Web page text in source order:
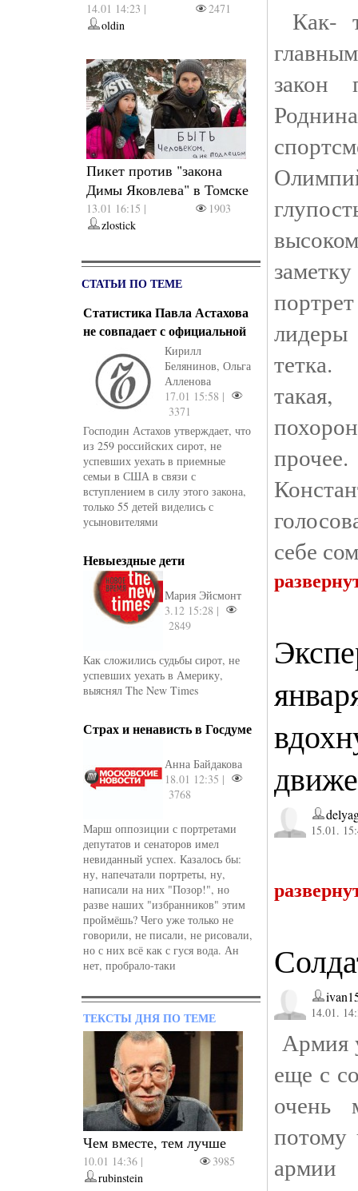
14.01 14:23 |
2471
oldin
Пикет против "закона
Димы Яковлева" в Томске
13.01 16:15 |
1903
zlostick
СТАТЬИ ПО ТЕМЕ
Статистика Павла Астахова
не совпадает с официальной
Кирилл
Белянинов, Ольга
Алленова
17.01 15:58 |
3371
Господин Астахов утверждает, что
из 259 российских сирот, не
успевших уехать в приемные
семьи в США в связи с
вступлением в силу этого закона,
только 55 детей виделись с
усыновителями
Невыездные дети
Мария Эйсмонт
3.12 15:28 |
2849
Как сложились судьбы сирот, не
успевших уехать в Америку,
выяснял The New Times
Страх и ненависть в Госдуме
Анна Байдакова
18.01 12:35 |
3768
Марш оппозиции с портретами
депутатов и сенаторов имел
невиданный успех. Казалось бы:
ну, напечатали портреты, ну,
написали на них "Позор!", но
разве наших "избранников" этим
проймёшь? Чего уже только не
говорили, не писали, не рисовали,
но с них всё как с гуся вода. Ан
нет, пробрало-таки
ТЕКСТЫ ДНЯ ПО ТЕМЕ
Чем вместе, тем лучше
10.01 14:36 |
3985
rubinstein
Как-
закон
себе
15.01.
14.01.
Армия
еще с
очень
потому